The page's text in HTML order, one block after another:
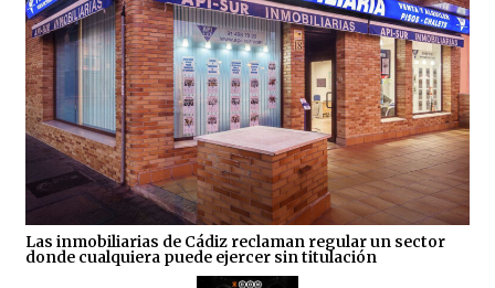
Las inmobiliarias de Cádiz reclaman regular un sector
donde cualquiera puede ejercer sin titulación